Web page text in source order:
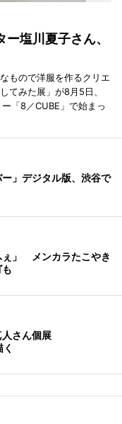
ー塩川夏子さん、
もので洋服を作るクリエ
てみた展」が8月5日、
「8／CUBE」で始まっ
」デジタル版、渋谷で
ぇ」 メンカラたこやき
さん個展